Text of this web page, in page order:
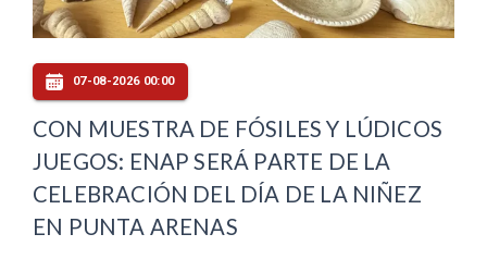
07-08-2026 00:00
CON MUESTRA DE FÓSILES Y LÚDICOS
JUEGOS: ENAP SERÁ PARTE DE LA
CELEBRACIÓN DEL DÍA DE LA NIÑEZ
EN PUNTA ARENAS